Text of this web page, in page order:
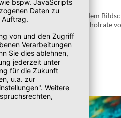
scharf und klar auf dem
einer variablen Bildwiederholrate